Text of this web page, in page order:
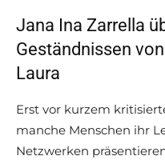
Jana Ina Zarrella
Geständnissen
Laura
Erst vor kurzem
manche Menschen ihr
Netzwerken